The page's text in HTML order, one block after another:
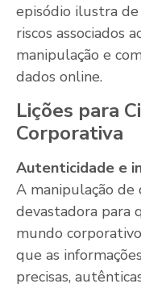
episódio ilustra
riscos associados
manipulação e
dados online.
Lições para
Corporativa
Autenticidade e
A manipulação de
devastadora para
mundo
que as
precisas,